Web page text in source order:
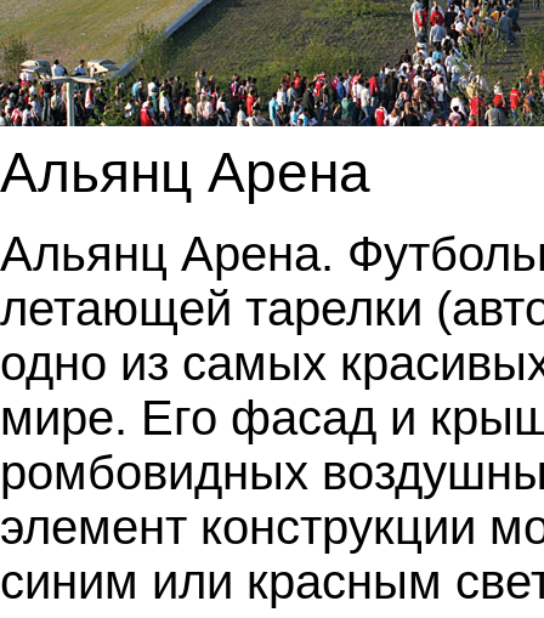
Альянц Арена
Альянц Арена.
летающей тарелки
одно из самых
мире. Его фасад и
ромбовидных
элемент конструкции
синим или красным